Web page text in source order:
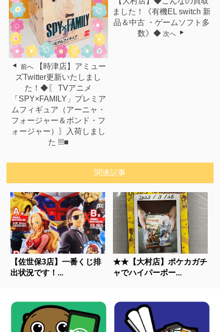
前へ
【時津店】アミュー
ズTwitter更新いたしまし
た！◆〖 TVアニメ
「SPY×FAMILY」プレミア
ムフィギュア（アーニャ・
フォージャー＆ボンド・フ
ォージャー）〗入荷しまし
た !!!■
ました！《有機EL switch 新
品＆中古 ・ゲームソフト多
数》◆ 次へ
関連記事
【佐世保3店】一番くじ排
出状況です！...
★★【大村店】ポケカガチ
ャでハイパーボー...